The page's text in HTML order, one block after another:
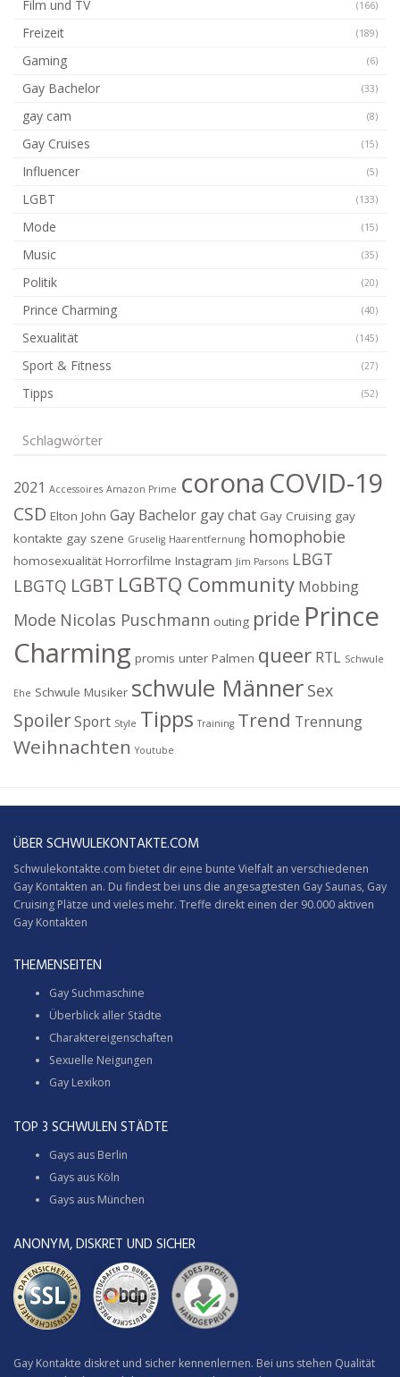
Film und TV (166)
Freizeit (189)
Gaming (6)
Gay Bachelor (33)
gay cam (8)
Gay Cruises (15)
Influencer (5)
LGBT (133)
Mode (15)
Music (35)
Politik (20)
Prince Charming (40)
Sexualität (145)
Sport & Fitness (27)
Tipps (52)
Schlagwörter
2021 Accessoires Amazon Prime corona COVID-19
CSD Elton John Gay Bachelor gay chat Gay Cruising gay
kontakte gay szene Gruselig Haarentfernung homophobie
homosexualität Horrorfilme Instagram Jim Parsons LBGT
LBGTQ LGBT LGBTQ Community Mobbing
Mode Nicolas Puschmann outing pride Prince
Charming promis unter Palmen queer RTL Schwule
Ehe Schwule Musiker schwule Männer Sex
SpoilerSport Style Tipps Training Trend Trennung
Weihnachten Youtube
ÜBER SCHWULEKONTAKTE.COM
Schwulekontakte.com bietet dir eine bunte Vielfalt an verschiedenen
Gay Kontakten an. Du findest bei uns die angesagtesten Gay Saunas, Gay
Cruising Plätze und vieles mehr. Treffe direkt einen der 90.000 aktiven
Gay Kontakten
THEMENSEITEN
Gay Suchmaschine
Überblick aller Städte
Charaktereigenschaften
Sexuelle Neigungen
Gay Lexikon
TOP 3 SCHWULEN STÄDTE
Gays aus Berlin
Gays aus Köln
Gays aus München
ANONYM, DISKRET UND SICHER
Gay Kontakte diskret und sicher kennenlernen. Bei uns stehen Qualität